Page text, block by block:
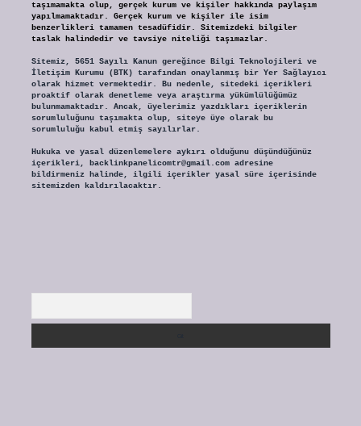
taşımamakta olup, gerçek kurum ve kişiler hakkında paylaşım
yapılmamaktadır. Gerçek kurum ve kişiler ile isim
benzerlikleri tamamen tesadüfidir. Sitemizdeki bilgiler
taslak halindedir ve tavsiye niteliği taşımazlar.
Sitemiz, 5651 Sayılı Kanun gereğince Bilgi Teknolojileri ve
İletişim Kurumu (BTK) tarafından onaylanmış bir Yer Sağlayıcı
olarak hizmet vermektedir. Bu nedenle, sitedeki içerikleri
proaktif olarak denetleme veya araştırma yükümlülüğümüz
bulunmamaktadır. Ancak, üyelerimiz yazdıkları içeriklerin
sorumluluğunu taşımakta olup, siteye üye olarak bu
sorumluluğu kabul etmiş sayılırlar.
Hukuka ve yasal düzenlemelere aykırı olduğunu düşündüğünüz
içerikleri, backlinkpanelicomtr@gmail.comadresine
bildirmeniz halinde, ilgili içerikler yasal süre içerisinde
sitemizden kaldırılacaktır.